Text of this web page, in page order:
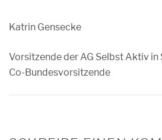
Katrin Gensecke
Vorsitzende der AG Selbst Aktiv in
Co-Bundesvorsitzende